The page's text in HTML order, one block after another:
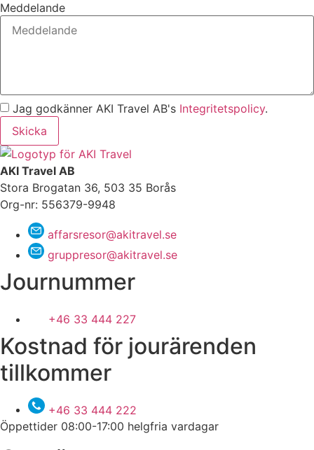
Meddelande
Jag godkänner AKI Travel AB's Integritetspolicy.
Skicka
AKI Travel AB
Stora Brogatan 36, 503 35 Borås
Org-nr: 556379-9948
affarsresor@akitravel.se
gruppresor@akitravel.se
Journummer
+46 33 444 227
Kostnad för jourärenden
tillkommer
+46 33 444 222
Öppettider 08:00-17:00 helgfria vardagar